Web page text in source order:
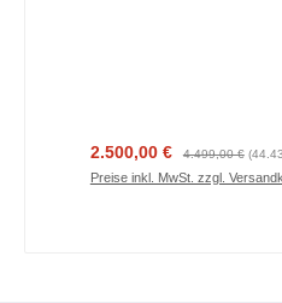
Verkaufspreis:
2.500,00 € Regulärer Preis:
4.499,00 €
Preise inkl. MwSt. zzgl.